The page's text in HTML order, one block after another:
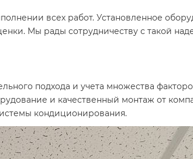
всех работ. Установленное
Мы рады сотрудничеству с такой
подхода и учета множества
и качественный монтаж от
кондиционирования.